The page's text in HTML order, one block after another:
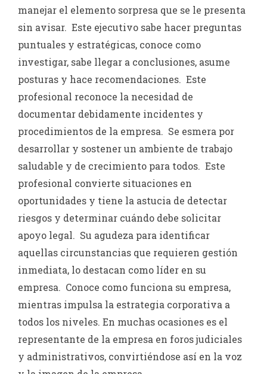
manejar el elemento sorpresa que se le presenta
sin avisar. Este ejecutivo sabe hacer preguntas
puntuales y estratégicas, conoce como
investigar, sabe llegar a conclusiones, asume
posturas y hace recomendaciones. Este
profesional reconoce la necesidad de
documentar debidamente incidentes y
procedimientos de la empresa. Se esmera por
desarrollar y sostener un ambiente de trabajo
saludable y de crecimiento para todos. Este
profesional convierte situaciones en
oportunidades y tiene la astucia de detectar
riesgos y determinar cuándo debe solicitar
apoyo legal. Su agudeza para identificar
aquellas circunstancias que requieren gestión
inmediata, lo destacan como líder en su
empresa. Conoce como funciona su empresa,
mientras impulsa la estrategia corporativa a
todos los niveles. En muchas ocasiones es el
representante de la empresa en foros judiciales
y administrativos, convirtiéndose así en la voz